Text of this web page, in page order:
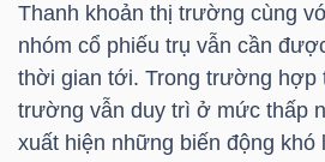
Thanh khoản thị trường cùng
nhóm cổ phiếu trụ vẫn cần
thời gian tới. Trong trường hợp
trường vẫn duy trì ở mức thấp
xuất hiện những biến động khó
NGUYÊN
VẬT
LIỆU